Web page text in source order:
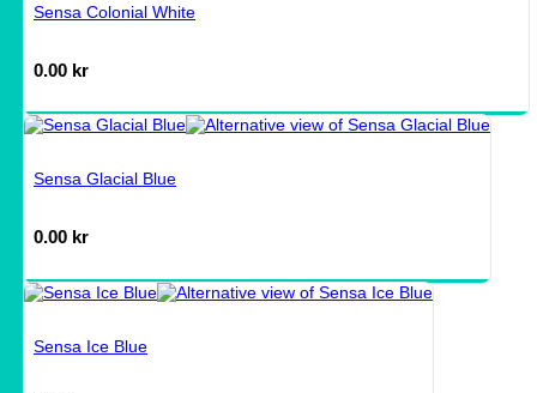
Sensa Colonial White
0.00 kr
Sensa Glacial Blue
0.00 kr
Sensa Ice Blue